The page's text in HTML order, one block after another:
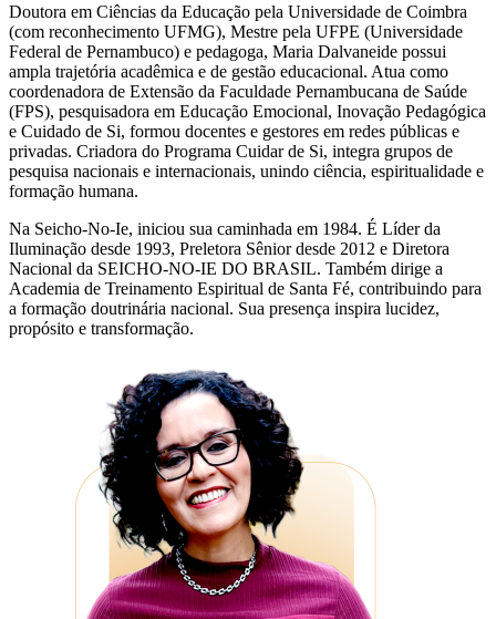
Doutora em Ciências da Educação pela Universidade de Coimbra
(com reconhecimento UFMG), Mestre pela UFPE (Universidade
Federal de Pernambuco) e pedagoga, Maria Dalvaneide possui
ampla trajetória acadêmica e de gestão educacional. Atua como
coordenadora de Extensão da Faculdade Pernambucana de Saúde
(FPS), pesquisadora em Educação Emocional, Inovação Pedagógica
e Cuidado de Si, formou docentes e gestores em redes públicas e
privadas. Criadora do Programa Cuidar de Si, integra grupos de
pesquisa nacionais e internacionais, unindo ciência, espiritualidade e
formação humana.
Na Seicho-No-Ie, iniciou sua caminhada em 1984. É Líder da
Iluminação desde 1993, Preletora Sênior desde 2012 e Diretora
Nacional da SEICHO-NO-IE DO BRASIL. Também dirige a
Academia de Treinamento Espiritual de Santa Fé, contribuindo para
a formação doutrinária nacional. Sua presença inspira lucidez,
propósito e transformação.